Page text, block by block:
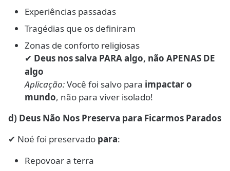
Experiências passadas
Tragédias que os definiram
Zonas de conforto religiosas
✔ Deus nos salva PARA algo, não APENAS DE
algo
Aplicação:Você foi salvo para impactar o
mundo, não para viver isolado!
d) Deus Não Nos Preserva para Ficarmos Parados
✔ Noé foi preservado para:
Repovoar a terra